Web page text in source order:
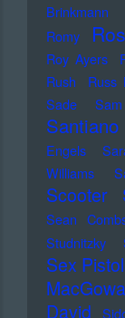
Brinkmann
Romy
Roy Ayers
Rush
Russ
Sade
Santiano
Engels
Williams
Scooter
Sean
Studnitzky
Sex
David